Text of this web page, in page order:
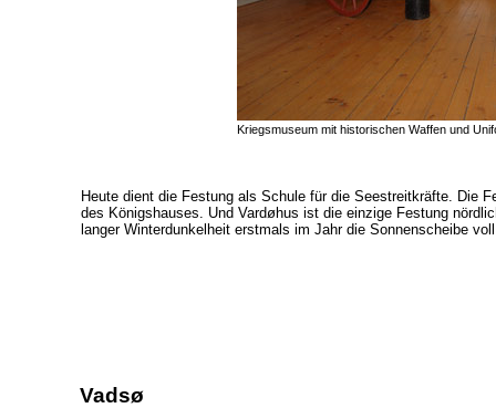
Kriegsmuseum mit historischen Waffen und
Heute dient die Festung als Schule für die Seestreitkräfte. Die
des Königshauses. Und Vardøhus ist die einzige Festung
langer Winterdunkelheit erstmals im Jahr die Sonnenscheibe
Vadsø